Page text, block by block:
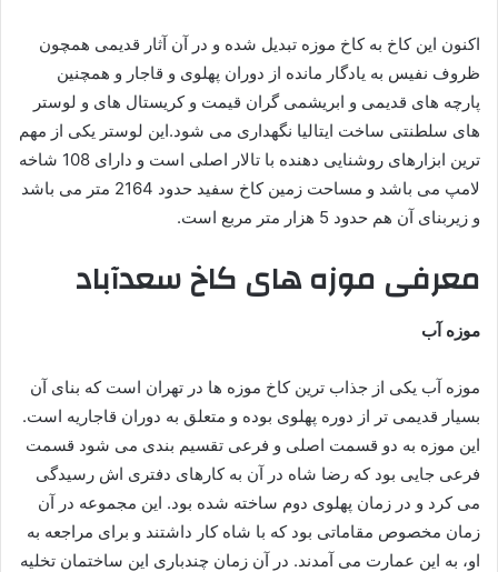
اکنون این کاخ به کاخ موزه تبدیل شده و در آن آثار قدیمی همچون
ظروف نفیس به یادگار مانده از دوران پهلوی و قاجار و همچنین
پارچه های قدیمی و ابریشمی گران قیمت و کریستال های و لوستر
های سلطنتی ساخت ایتالیا نگهداری می شود.این لوستر یکی از مهم
ترین ابزارهای روشنایی دهنده با تالار اصلی است و دارای 108 شاخه
لامپ می باشد و مساحت زمین کاخ سفید حدود 2164 متر می باشد
و زیربنای آن هم حدود 5 هزار متر مربع است.
معرفی موزه های کاخ سعدآباد
موزه آب
موزه آب یکی از جذاب ترین کاخ موزه ها در تهران است که بنای آن
بسیار قدیمی تر از دوره پهلوی بوده و متعلق به دوران قاجاریه است.
این موزه به دو قسمت اصلی و فرعی تقسیم بندی می شود قسمت
فرعی جایی بود که رضا شاه در آن به کارهای دفتری اش رسیدگی
می کرد و در زمان پهلوی دوم ساخته شده بود. این مجموعه در آن
زمان مخصوص مقاماتی بود که با شاه کار داشتند و برای مراجعه به
او، به این عمارت می آمدند. در آن زمان چندباری این ساختمان تخلیه